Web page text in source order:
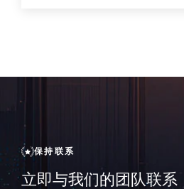
保持联系
立即与我们的团队联系